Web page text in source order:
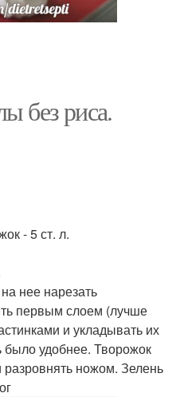
без риса.
- 5 ст. л.
нее нарезать
первым слоем (лучше
и укладывать их
было удобнее. Творожок
ножом. Зелень